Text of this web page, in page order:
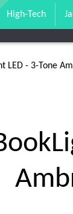
High-Tech
LED - 3-Tone